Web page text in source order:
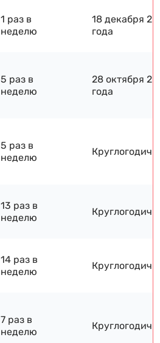
1 раз в
неделю
18 декабря
года
5 раз в
неделю
28 октября
года
5 раз в
неделю
13 раз в
неделю
14 раз в
неделю
7 раз в
неделю